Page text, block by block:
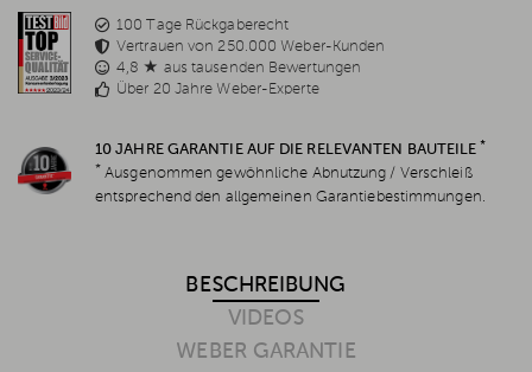
100 Tage Rückgaberecht
Vertrauen von 250.000 Weber-Kunden
4,8 ★ aus tausenden Bewertungen
Über 20 Jahre Weber-Experte
10 JAHRE GARANTIE AUF DIE RELEVANTEN BAUTEILE *
* Ausgenommen gewöhnliche Abnutzung / Verschleiß
entsprechend den allgemeinen Garantiebestimmungen.
BESCHREIBUNG
VIDEOS
WEBER GARANTIE